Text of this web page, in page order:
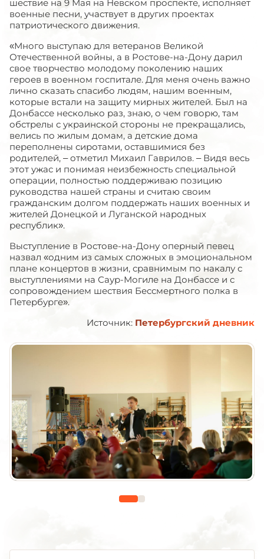
шествие на 9 Мая на Невском проспекте, исполняет
военные песни, участвует в других проектах
патриотического движения.
«Много выступаю для ветеранов Великой
Отечественной войны, а в Ростове-на-Дону дарил
свое творчество молодому поколению наших
героев в военном госпитале. Для меня очень важно
лично сказать спасибо людям, нашим военным,
которые встали на защиту мирных жителей. Был на
Донбассе несколько раз, знаю, о чем говорю, там
обстрелы с украинской стороны не прекращались,
велись по жилым домам, а детские дома
переполнены сиротами, оставшимися без
родителей, – отметил Михаил Гаврилов. – Видя весь
этот ужас и понимая неизбежность специальной
операции, полностью поддерживаю позицию
руководства нашей страны и считаю своим
гражданским долгом поддержать наших военных и
жителей Донецкой и Луганской народных
республик».
Выступление в Ростове-на-Дону оперный певец
назвал «одним из самых сложных в эмоциональном
плане концертов в жизни, сравнимым по накалу с
выступлениями на Саур-Могиле на Донбассе и с
сопровождением шествия Бессмертного полка в
Петербурге».
Источник: Петербургский дневник